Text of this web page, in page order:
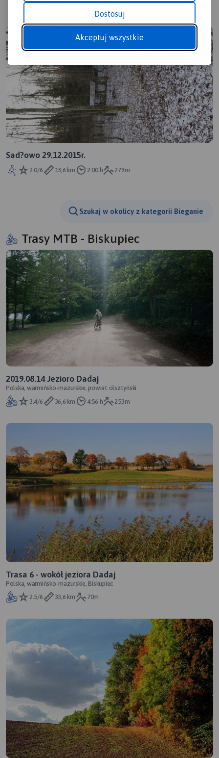
Dostosuj
Akceptuj wszystkie
2.1/6 5,1 km 0:51 h 222m
Sad?owo 29.12.2015r.
2.0/6 13,6 km 2:00 h 279m
Szukaj w okolicy z kategorii Bieganie
Trasy MTB - Biskupiec
2019.08.14 Jezioro Dadaj
Polska, warmińsko-mazurskie, powiat olsztyński
3.4/6
36,6 km 4:56 h 253m
Trasa 6 - wokół jeziora Dadaj
Polska, warmińsko-mazurskie, Biskupiec
2.5/6
33,6 km 70m